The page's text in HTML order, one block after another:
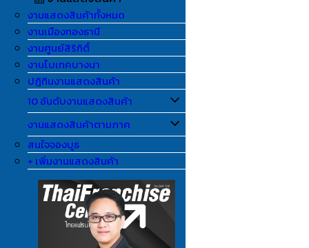
งานแสดงสินค้าทั้งหมด
งานเมืองทองธานี
งานศูนย์สิริกิติ์
งานไบเทคบางนา
ปฎิทินงานแสดงสินค้า
10 อันดับงานแสดงสินค้า
งานแสดงสินค้าตามภาค
สนใจจองบูธ
+ เพิ่มงานแสดงสินค้า